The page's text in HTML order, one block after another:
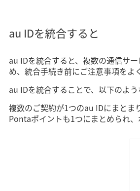
au IDを統合すると
au IDを統合すると、複数の通信サ
め、統合手続き前にご注意事項をよ
au IDを統合することで、以下のよう
複数のご契約が1つのau IDにまとま
Pontaポイントも1つにまとめられ、